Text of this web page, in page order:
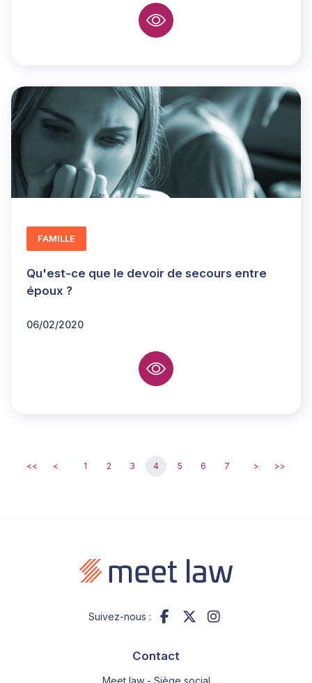
Qu'est-ce que le devoir de secours entre
époux ?
06/02/2020
FAMILLE
<< < 1 2 3 4 5 6 7 > >>
Suivez-nous :
Contact
Meet law - Siège social